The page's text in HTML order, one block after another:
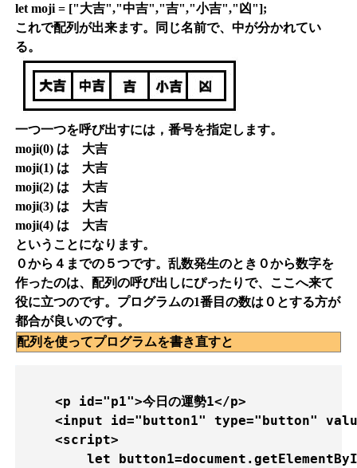
let moji = ["大吉","中吉","吉","小吉","凶"];
これで配列が出来ます。同じ名前で、中が分かれてい
る。
一つ一つを呼び出すには，番号を指定します。
moji(0) は 大吉
moji(1) は 大吉
moji(2) は 大吉
moji(3) は 大吉
moji(4) は 大吉
ということになります。
０から４までの５つです。乱数発生のとき０から数字を
作ったのは、配列の呼び出しにぴったりで、ここへ来て
役に立つのです。プログラムの1番目の数は０とする方が
都合が良いのです。
配列を使ってプログラムを書き直すと
    <p id="p1">今日の運勢1</p>
<input id="button1" type="button"
    <script>
let